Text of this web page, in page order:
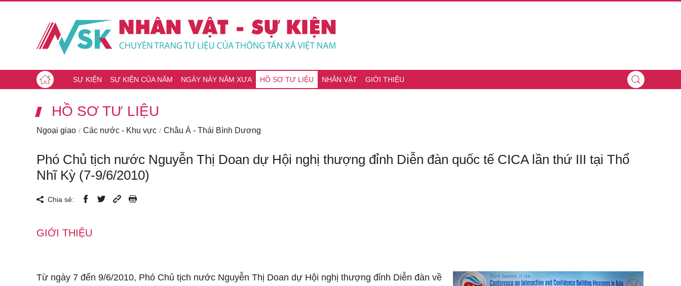
SỰ KIỆN SỰ KIỆN CỦA NĂM NGÀY NÀY NĂM XƯA HỒ SƠ TƯ LIỆU NHÂN VẬT GIỚI THIỆU
HỒ SƠ TƯ LIỆU
Ngoại giao Các nước - Khu vực Châu Á - Thái Bình Dương
Phó Chủ tịch nước Nguyễn Thị Doan dự Hội nghị thượng đỉnh Diễn đàn quốc tế CICA lần thứ III tại Thổ
Nhĩ Kỳ (7-9/6/2010)
Chia sẻ:
GIỚI THIỆU
Từ ngày 7 đến 9/6/2010, Phó Chủ tịch nước Nguyễn Thị Doan dự Hội nghị thượng đỉnh Diễn đàn về